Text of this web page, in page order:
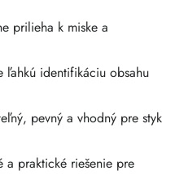
prilieha k miske a
ľahkú identifikáciu obsahu
pevný a vhodný pre styk
praktické riešenie pre